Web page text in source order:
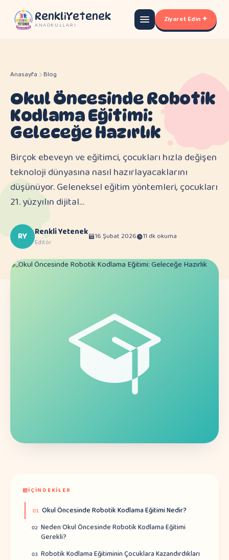
RenkliYetenek
ANAOKULLARI
Ziyaret Edin ✦
Anasayfa Blog
Okul Öncesinde Robotik
Kodlama Eğitimi:
Geleceğe Hazırlık
Birçok ebeveyn ve eğitimci, çocukları hızla değişen
teknoloji dünyasına nasıl hazırlayacaklarını
düşünüyor. Geleneksel eğitim yöntemleri, çocukları
21. yüzyılın dijital…
RY Renkli Yetenek
Editör
16 Şubat 2026 11 dk okuma
İÇINDEKILER
01 Okul Öncesinde Robotik Kodlama Eğitimi Nedir?
02 Neden Okul Öncesinde Robotik Kodlama Eğitimi
Gerekli?
03 Robotik Kodlama Eğitiminin Çocuklara Kazandırdıkları